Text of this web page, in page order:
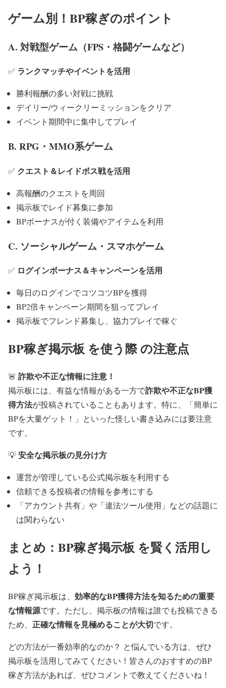
ゲーム別！BP稼ぎのポイント
A. 対戦型ゲーム（FPS・格闘ゲームなど）
✅ ランクマッチやイベントを活用
勝利報酬の多い対戦に挑戦
デイリー/ウィークリーミッションをクリア
イベント期間中に集中してプレイ
B. RPG・MMO系ゲーム
✅ クエスト＆レイドボス戦を活用
高報酬のクエストを周回
掲示板でレイド募集に参加
BPボーナスが付く装備やアイテムを利用
C. ソーシャルゲーム・スマホゲーム
✅ ログインボーナス＆キャンペーンを活用
毎日のログインでコツコツBPを獲得
BP2倍キャンペーン期間を狙ってプレイ
掲示板でフレンド募集し、協力プレイで稼ぐ
BP稼ぎ掲示板 を使う際 の注意点
🚨 詐欺や不正な情報に注意！
掲示板には、有益な情報がある一方で詐欺や不正なBP獲
得方法が投稿されていることもあります。特に、「簡単に
BPを大量ゲット！」といった怪しい書き込みには要注意
です。
💡安全な掲示板の見分け方
運営が管理している公式掲示板を利用する
信頼できる投稿者の情報を参考にする
「アカウント共有」や「違法ツール使用」などの話題に
は関わらない
まとめ：BP稼ぎ掲示板 を賢く活用し
よう！
BP稼ぎ掲示板は、 効率的なBP獲得方法を知るための重要
な情報源です。ただし、掲示板の情報は誰でも投稿できる
ため、 正確な情報を見極めることが大切です。
どの方法が一番効率的なのか？ と悩んでいる方は、ぜひ
掲示板を活用してみてください！皆さんのおすすめのBP
稼ぎ方法があれば、ぜひコメントで教えてくださいね！